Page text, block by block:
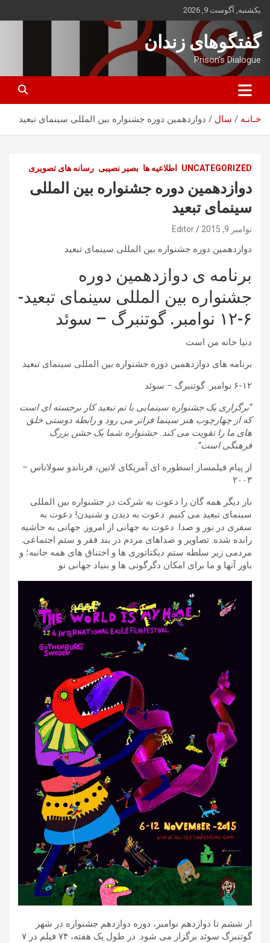
بروید
یکشنبه, آگوست 9, 2026
گفتگوهای زندان
Prison's Dialogue
خـانـه سال دوازدهمین دوره جشنواره بین المللی سینمای تبعید
UNCATEGORIZED اطلاعیه ها بصیر نصیبی رسانه های تصویری
دوازدهمین دوره جشنواره بین المللی
سینمای تبعید
نوامبر 9, 2015 Editor
دوازدهمین دوره جشنواره بین المللی سینمای تبعید
برنامه ی دوازدهمین دوره
جشنواره بین المللی سینمای تبعید-
۶-۱۲ نوامبر. گوتنبرگ – سوئد
دنیا خانه من است
برنامه های دوازدهمین دوره جشنواره بین المللی سینمای تبعید
۶-۱۲ نوامبر. گوتنبرگ – سوئد
“برگزاری یک جشنواره سینمایی با تم تبعید کار برجسته ای است
که از چهارچوب هنر سینما فراتر می رود و رابطه دوستی خلق
های ما را تقویت می کند. جشنواره شما یک جشن بزرگ
فرهنگی است”.
از پیام فیلمساز اسطوره ای آمریکای لاتین، فرناندو سولاناس –
۲۰۰۳
بار دیگر همه گان را دعوت به شرکت در جشنواره بین المللی
سینمای تبعید می کنیم. دعوت به دیدن و شنیدن! دعوت به
سفری در نور و صدا. دعوت به جهانی از امروز. جهانی به حاشیه
رانده شده. تصاویر و صداهای مردم در بند فقر و ستم اجتماعی.
مردمی زیر سلطه ستم دیکتاتوری ها و اختناق های همه جانبه؛ و
باور آنها و ما برای امکان دگرگونی ها و بنیاد جهانی نو.
از ششم تا دوازدهم نوامبر، دوره دوازدهم جشنواره در شهر
گوتنبرگ سوئد برگزار می شود. در طول یک هفته، ۷۴ فیلم در ۷